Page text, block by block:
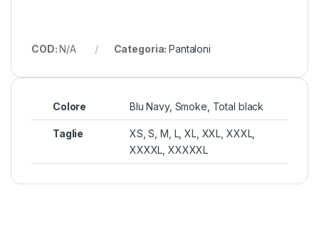
COD:N/A Categoria:Pantaloni
Colore Blu Navy, Smoke, Total black
Taglie
XS, S, M, L, XL, XXL, XXXL,
XXXXL, XXXXXL